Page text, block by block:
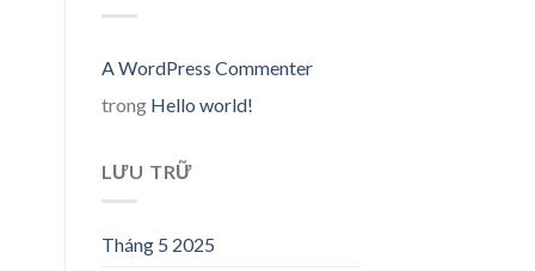
A WordPress Commenter
trong Hello world!
LƯU TRỮ
Tháng 5 2025